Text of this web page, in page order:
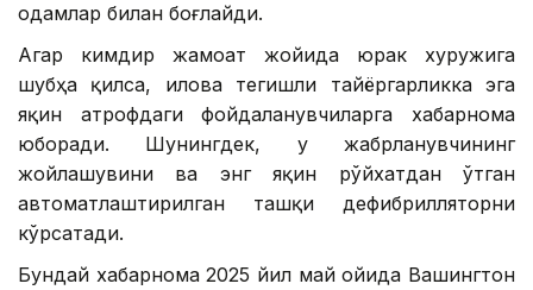
одамлар билан боғлайди.
Агар кимдир жамоат жойида юрак хуружига
шубҳа қилса, илова тегишли тайёргарликка эга
яқин атрофдаги фойдаланувчиларга хабарнома
юборади. Шунингдек, у жабрланувчининг
жойлашувини ва энг яқин рўйхатдан ўтган
автоматлаштирилган ташқи дефибрилляторни
кўрсатади.
Бундай хабарнома 2025 йил май ойида Вашингтон